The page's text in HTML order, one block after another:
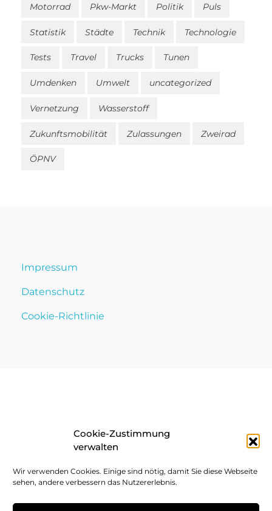
Cookie-Zustimmung
verwalten
Wir verwenden Cookies. Einige sind nötig, damit Sie diese Webseite
sehen, andere verbessern das Nutzererlebnis.
Motorrad Pkw-Markt Politik Puls
Statistik Städte Technik Technologie
Tests Travel Trucks Tunen
Umdenken Umwelt uncategorized
Vernetzung Wasserstoff
Zukunftsmobilität Zulassungen Zweirad
ÖPNV
Impressum
Datenschutz
Cookie-Richtlinie